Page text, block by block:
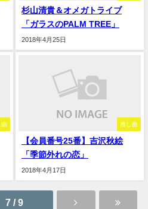
杉山清貴＆オメガトライブ
「ガラスのPALM TREE」
2018年4月25日
曲 推し曲
【会員番号25番】吉沢秋絵
「季節外れの恋」
2018年4月17日
7 / 9